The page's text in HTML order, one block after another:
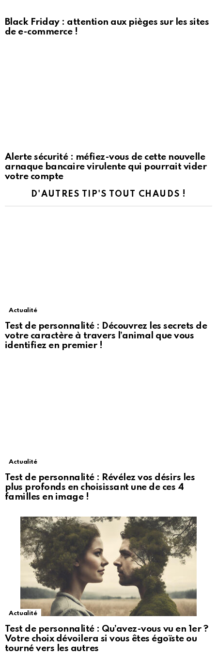
Black Friday : attention aux pièges sur les sites
de e-commerce !
Alerte sécurité : méfiez-vous de cette nouvelle
arnaque bancaire virulente qui pourrait vider
votre compte
D'AUTRES TIP'S TOUT CHAUDS !
Actualité
Test de personnalité : Découvrez les secrets de
votre caractère à travers l’animal que vous
identifiez en premier !
Actualité
Test de personnalité : Révélez vos désirs les
plus profonds en choisissant une de ces 4
familles en image !
Actualité
Test de personnalité : Qu’avez-vous vu en 1er ?
Votre choix dévoilera si vous êtes égoïste ou
tourné vers les autres